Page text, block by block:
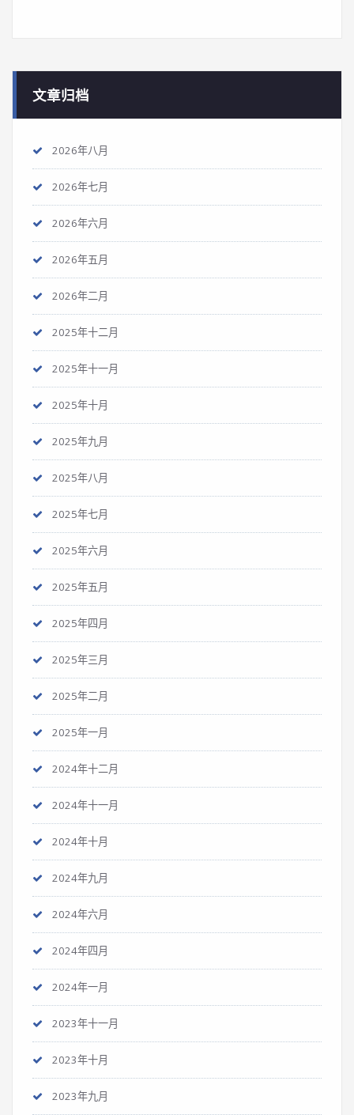
文章归档
2026年八月
2026年七月
2026年六月
2026年五月
2026年二月
2025年十二月
2025年十一月
2025年十月
2025年九月
2025年八月
2025年七月
2025年六月
2025年五月
2025年四月
2025年三月
2025年二月
2025年一月
2024年十二月
2024年十一月
2024年十月
2024年九月
2024年六月
2024年四月
2024年一月
2023年十一月
2023年十月
2023年九月